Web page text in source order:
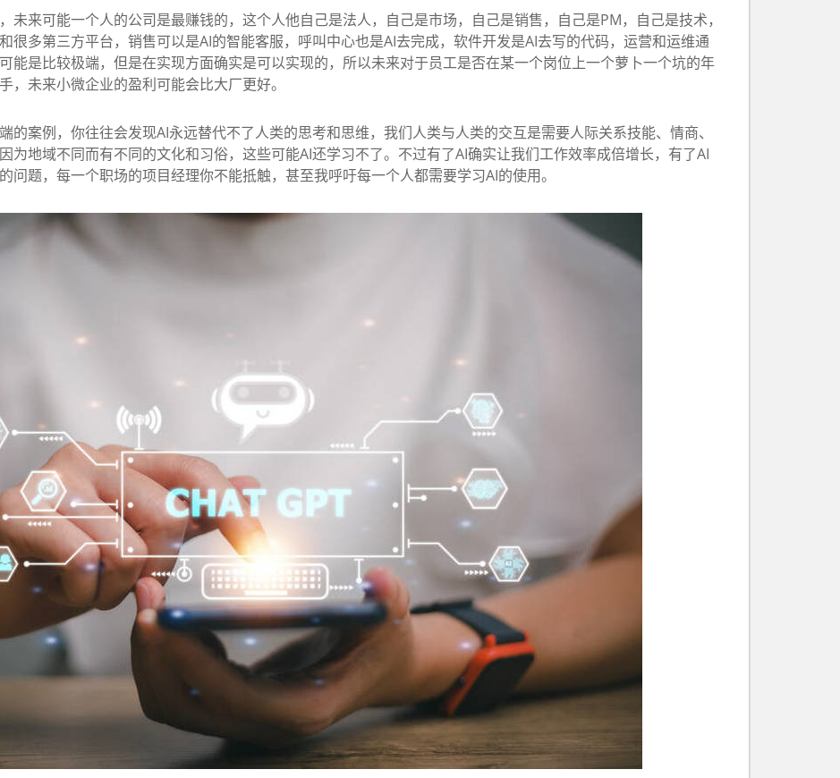
未来可能一个人的公司是最赚钱的，这个人他自己是法人，自己是市场，自己是销售，自己是PM，自己是技术，
很多第三方平台，销售可以是AI的智能客服，呼叫中心也是AI去完成，软件开发是AI去写的代码，运营和运维通
能是比较极端，但是在实现方面确实是可以实现的，所以未来对于员工是否在某一个岗位上一个萝卜一个坑的年
未来小微企业的盈利可能会比大厂更好。
的案例，你往往会发现AI永远替代不了人类的思考和思维，我们人类与人类的交互是需要人际关系技能、情商、
为地域不同而有不同的文化和习俗，这些可能AI还学习不了。不过有了AI确实让我们工作效率成倍增长，有了AI
问题，每一个职场的项目经理你不能抵触，甚至我呼吁每一个人都需要学习AI的使用。